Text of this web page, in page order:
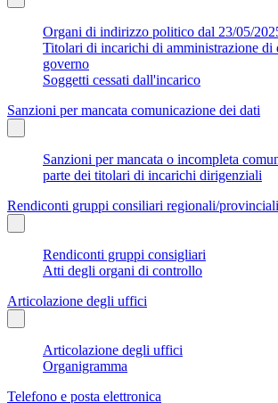
Organi di indirizzo politico dal 23/05/
Titolari di incarichi di amministrazione di
governo
Soggetti cessati dall'incarico
Sanzioni per mancata comunicazione dei dati
Sanzioni per mancata o incompleta
parte dei titolari di incarichi dirigenziali
Rendiconti gruppi consiliari regionali/provinciali
Rendiconti gruppi consigliari
Atti degli organi di controllo
Articolazione degli uffici
Articolazione degli uffici
Organigramma
Telefono e posta elettronica